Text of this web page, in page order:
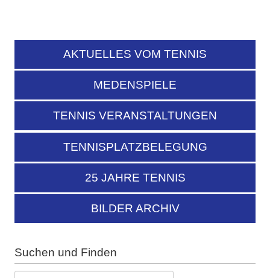
AKTUELLES VOM TENNIS
MEDENSPIELE
TENNIS VERANSTALTUNGEN
TENNISPLATZBELEGUNG
25 JAHRE TENNIS
BILDER ARCHIV
Suchen und Finden